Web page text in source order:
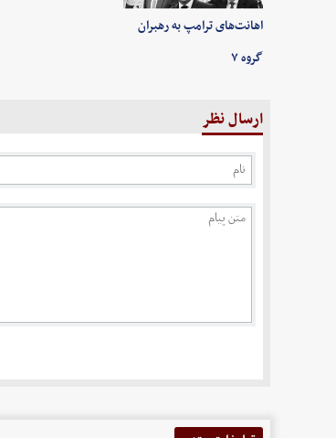
اهانت‌های ترامپ به رهبران
گروه ۷
ارسال نظر